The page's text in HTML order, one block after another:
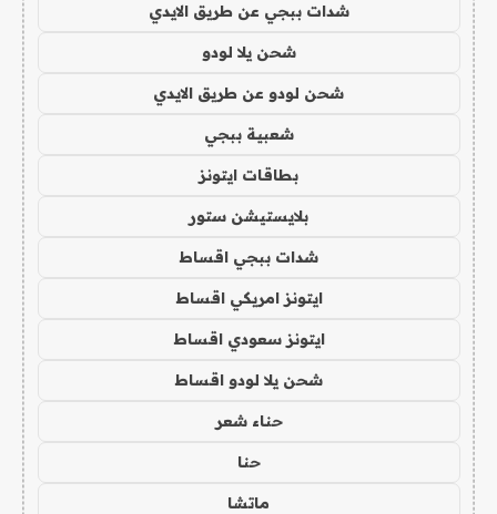
شدات ببجي عن طريق الايدي
شحن يلا لودو
شحن لودو عن طريق الايدي
شعبية ببجي
بطاقات ايتونز
بلايستيشن ستور
شدات ببجي اقساط
ايتونز امريكي اقساط
ايتونز سعودي اقساط
شحن يلا لودو اقساط
حناء شعر
حنا
ماتشا